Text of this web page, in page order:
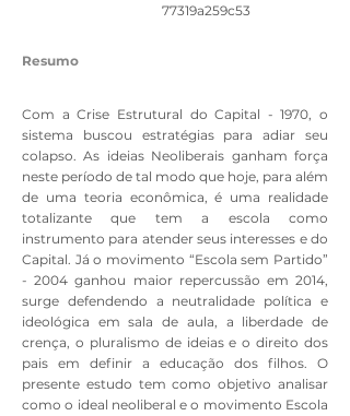
77319a259c53
Resumo
Com a Crise Estrutural do Capital - 1970, o
sistema buscou estratégias para adiar seu
colapso. As ideias Neoliberais ganham força
neste período de tal modo que hoje, para além
de uma teoria econômica, é uma realidade
totali­zante que tem a escola como
instrumento para atender seus interesses e do
Capital. Já o movimento “Escola sem Partido”
- 2004 ganhou maior reper­cussão em 2014,
surge defendendo a neutralidade política e
ideológica em sala de aula, a liberdade de
crença, o pluralismo de ideias e o direito dos
pais em definir a educação dos filhos. O
presente estudo tem como objetivo analisar
como o ideal neoliberal e o movimento Escola